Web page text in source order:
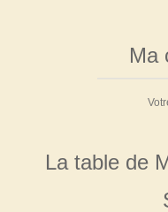
Ma
La table de